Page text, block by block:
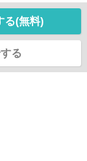
る(無料)
る